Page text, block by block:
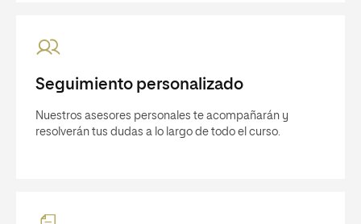
Seguimiento personalizado
Nuestros asesores personales te acompañarán y
resolverán tus dudas a lo largo de todo el curso.